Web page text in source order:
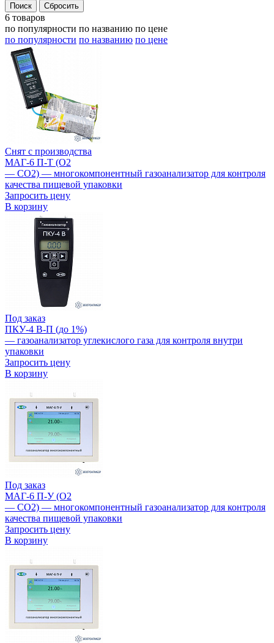
6 товаров
по популярности по названию по цене
по популярности по названию по цене
Снят с производства
МАГ-6 П-Т (O2
— CO2) — многокомпонентный газоанализатор для контроля
качества пищевой упаковки
Запросить цену
В корзину
Под заказ
ПКУ-4 В-П (до 1%)
— газоанализатор углекислого газа для контроля внутри
упаковки
Запросить цену
В корзину
Под заказ
МАГ-6 П-У (О2
— СО2) — многокомпонентный газоанализатор для контроля
качества пищевой упаковки
Запросить цену
В корзину